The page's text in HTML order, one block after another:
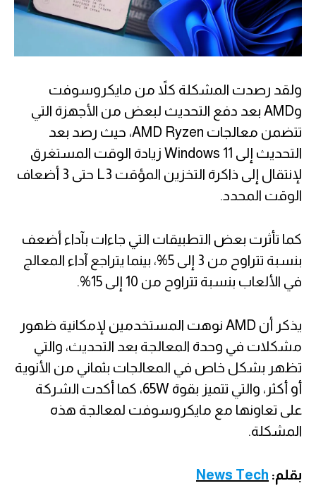
ولقد رصدت المشكلة كلاً من مايكروسوفت
وAMD بعد دفع التحديث لبعض من الأجهزة التي
تتضمن معالجات AMD Ryzen، حيث رصد بعد
التحديث إلى Windows 11 زيادة الوقت المستغرق
لإنتقال إلى ذاكرة التخزين المؤقت L3 حتى 3 أضعاف
الوقت المحدد.
كما تأثرت بعض التطبيقات التي جاءات بآداء أضعف
بنسبة تتراوح من 3 إلى 5%، بينما يتراجع آداء المعالج
في الألعاب بنسبة تتراوح من 10 إلى 15%.
يذكر أن AMD نوهت المستخدمين لإمكانية ظهور
مشكلات في وحدة المعالجة بعد التحديث، والتي
تظهر بشكل خاص في المعالجات بثماني من الأنوية
أو أكثر، والتي تتميز بقوة 65W، كما أكدت الشركة
على تعاونها مع مايكروسوفت لمعالجة هذه
المشكلة.
بقلم: News Tech